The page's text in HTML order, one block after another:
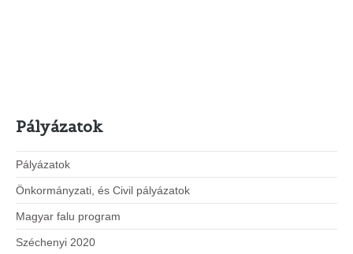
Pályázatok
Pályázatok
Önkormányzati, és Civil pályázatok
Magyar falu program
Széchenyi 2020